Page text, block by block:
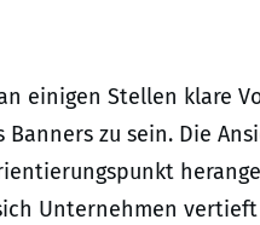
einigen Stellen klare
Banners zu sein. Die
Unternehmen